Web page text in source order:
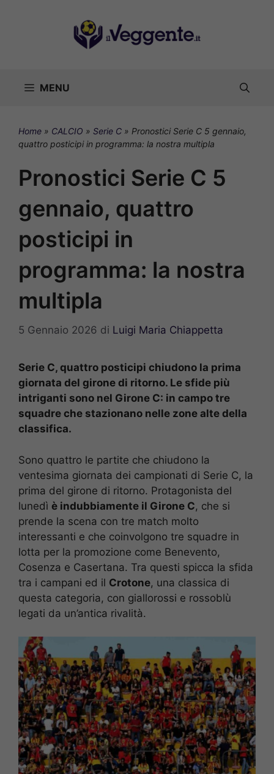
MENU
Home » CALCIO » Serie C » Pronostici Serie C 5 gennaio,
quattro posticipi in programma: la nostra multipla
Pronostici Serie C 5
gennaio, quattro
posticipi in
programma: la nostra
multipla
5 Gennaio 2026 di Luigi Maria Chiappetta
Serie C, quattro posticipi chiudono la prima
giornata del girone di ritorno. Le sfide più
intriganti sono nel Girone C: in campo tre
squadre che stazionano nelle zone alte della
classifica.
Sono quattro le partite che chiudono la
ventesima giornata dei campionati di Serie C, la
prima del girone di ritorno. Protagonista del
lunedì è indubbiamente il Girone C, che si
prende la scena con tre match molto
interessanti e che coinvolgono tre squadre in
lotta per la promozione come Benevento,
Cosenza e Casertana. Tra questi spicca la sfida
tra i campani ed il Crotone, una classica di
questa categoria, con giallorossi e rossoblù
legati da un’antica rivalità.